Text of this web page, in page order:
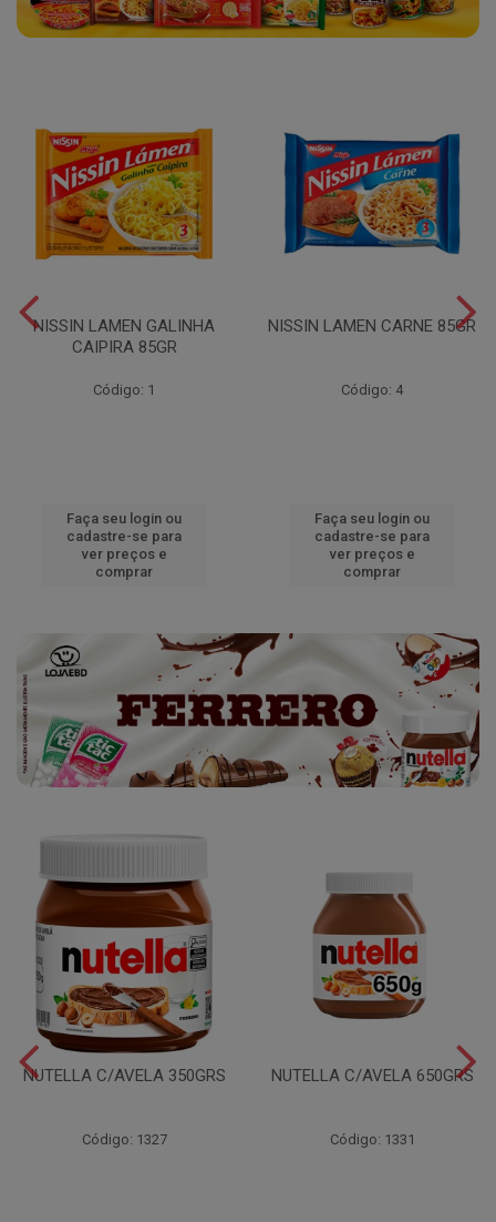
NISSIN LAMEN GALINHA
CAIPIRA 85GR
Código: 1
Faça seu login ou
cadastre-se para
ver preços e
comprar
NISSIN LAMEN CARNE 85GR
Código: 4
Faça seu login ou
cadastre-se para
ver preços e
comprar
NUTELLA C/AVELA 350GRS
Código: 1327
NUTELLA C/AVELA 650GRS
Código: 1331